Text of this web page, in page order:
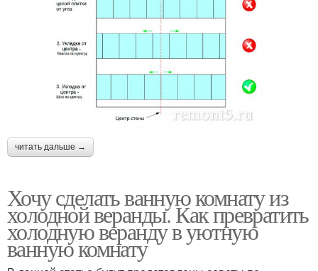
читать дальше →
Хочу сделать ванную комнату из
холодной веранды. Как превратить
холодную веранду в уютную
ванную комнату